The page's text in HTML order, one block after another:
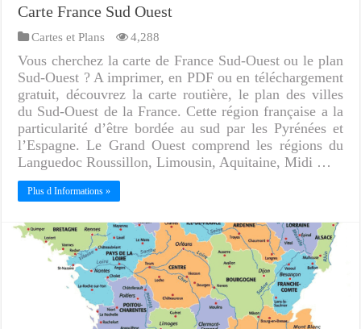
Carte France Sud Ouest
Cartes et Plans 4,288
Vous cherchez la carte de France Sud-Ouest ou le plan
Sud-Ouest ? A imprimer, en PDF ou en téléchargement
gratuit, découvrez la carte routière, le plan des villes
du Sud-Ouest de la France. Cette région française a la
particularité d’être bordée au sud par les Pyrénées et
l’Espagne. Le Grand Ouest comprend les régions du
Languedoc Roussillon, Limousin, Aquitaine, Midi …
Plus d Informations »